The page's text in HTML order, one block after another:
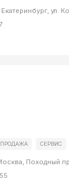
ул.
ПРОДАЖА СЕРВИС
Походный